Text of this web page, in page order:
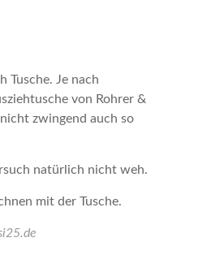
Tusche. Je nach
von Rohrer &
zwingend auch so
natürlich nicht weh.
mit der Tusche.